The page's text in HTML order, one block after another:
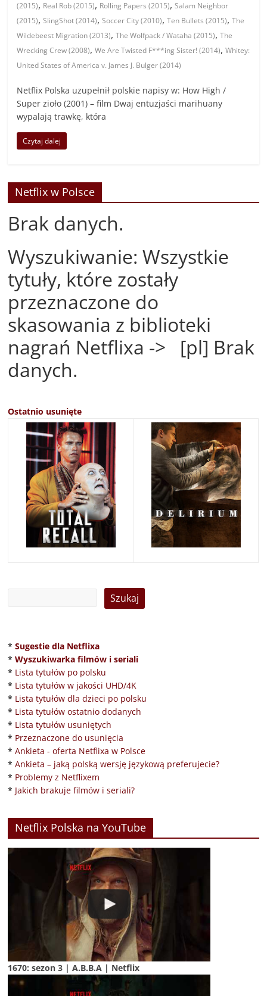
(2015), Real Rob (2015), Rolling Papers (2015),Salam Neighbor
(2015),SlingShot (2014),Soccer City (2010),Ten Bullets (2015),The
Wildebeest Migration (2013),The Wolfpack / Wataha (2015),The
Wrecking Crew (2008),We Are Twisted F***ing Sister! (2014),Whitey:
United States of America v. James J. Bulger (2014)
Netflix Polska uzupełnił polskie napisy w: How High /
Super zioło (2001) – film Dwaj entuzjaści marihuany
wypalają trawkę, która
Czytaj dalej
Netflix w Polsce
Brak danych.
Wyszukiwanie: Wszystkie
tytuły, które zostały
przeznaczone do
skasowania z biblioteki
nagrań Netflixa -> [pl] Brak
danych.
Ostatnio usunięte
* Sugestie dla Netflixa
* Wyszukiwarka filmów i seriali
* Lista tytułów po polsku
* Lista tytułów w jakości UHD/4K
* Lista tytułów dla dzieci po polsku
* Lista tytułów ostatnio dodanych
* Lista tytułów usuniętych
* Przeznaczone do usunięcia
* Ankieta - oferta Netflixa w Polsce
* Ankieta – jaką polską wersję językową preferujecie?
* Problemy z Netflixem
* Jakich brakuje filmów i seriali?
Netflix Polska na YouTube
1670: sezon 3 | A.B.B.A | Netflix